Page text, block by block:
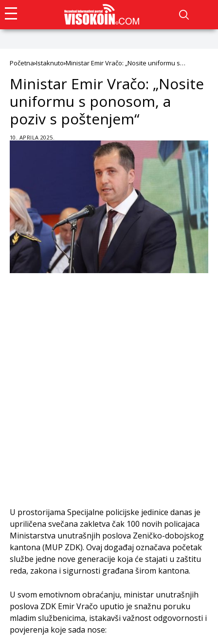
Početna Istaknuto Ministar Emir Vračo: „Nosite uniformu s
Ministar Emir Vračo: „Nosite
uniformu s ponosom, a
poziv s poštenjem“
10. APRILA 2025.
U prostorijama Specijalne policijske jedinice danas je
upriličena svečana zakletva čak 100 novih policajaca
Ministarstva unutrašnjih poslova Zeničko-dobojskog
kantona (MUP ZDK). Ovaj događaj označava početak
službe jedne nove generacije koja će stajati u zaštitu
reda, zakona i sigurnosti građana širom kantona.
U svom emotivnom obraćanju, ministar unutrašnjih
poslova ZDK Emir Vračo uputio je snažnu poruku
mladim službenicima, istakavši važnost odgovornosti i
povjerenja koje sada nose: